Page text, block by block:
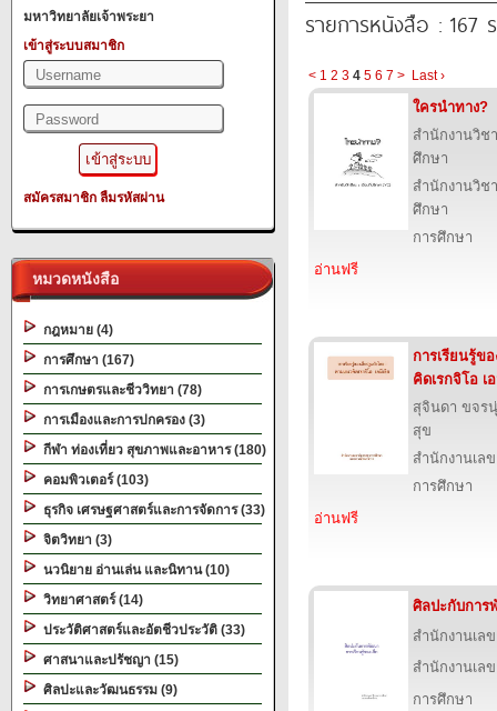
มหาวิทยาลัยเจ้าพระยา
เข้าสู่ระบบสมาชิก
สมัครสมาชิก ลืมรหัสผ่าน
หมวดหนังสือ
กฎหมาย (4)
การศึกษา (167)
การเกษตรและชีววิทยา (78)
การเมืองและการปกครอง (3)
กีฬา ท่องเที่ยว สุขภาพและอาหาร (180)
คอมพิวเตอร์ (103)
ธุรกิจ เศรษฐศาสตร์และการจัดการ (33)
จิตวิทยา (3)
นวนิยาย อ่านเล่น และนิทาน (10)
วิทยาศาสตร์ (14)
ประวัติศาสตร์และอัตชีวประวัติ (33)
ศาสนาและปรัชญา (15)
ศิลปะและวัฒนธรรม (9)
รายการหนังสือ : 167
< 1 2 3 4 5 6 7 > Last ›
ใครนำทาง?
สำนักงานวิช
ศึกษา
สำนักงานวิช
ศึกษา
การศึกษา
อ่านฟรี
การเรียนรู้ข
คิดเรกจิโอ เ
สุจินดา ขจร
สุข
สำนักงานเล
การศึกษา
อ่านฟรี
ศิลปะกับการ
สำนักงานเล
สำนักงานเล
การศึกษา